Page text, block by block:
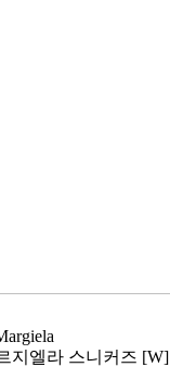
지엘라 스니커즈 [W]